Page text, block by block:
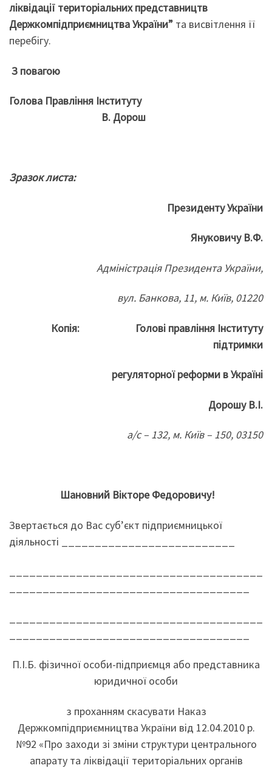
ліквідації територіальних представництв
Держкомпідприємництва України” та висвітлення її
перебігу.
З повагою
Голова Правління Інституту
В. Дорош
Зразок листа:
Президенту України
Януковичу В.Ф.
Адміністрація Президента України,
вул. Банкова, 11, м. Київ, 01220
Копія: Голові правління Інституту
підтримки
регуляторної реформи в Україні
Дорошу В.І.
а/с – 132, м. Київ – 150, 03150
Шановний Вікторе Федоровичу!
Звертається до Вас суб’єкт підприємницької
діяльності __________________________
П.І.Б. фізичної особи-підприємця або представника
юридичної особи
з проханням скасувати Наказ
Держкомпідприємництва України від 12.04.2010 р.
№92 «Про заходи зі зміни структури центрального
апарату та ліквідації територіальних органів